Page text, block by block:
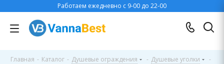
Работаем ежедневно с 9-00 до 22-00
Главная - Каталог - Душевые ограждения - Душевые уголки
-